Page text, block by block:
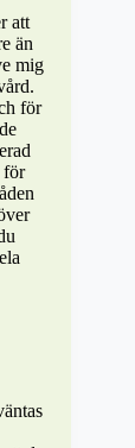
att
än
mig
för
för